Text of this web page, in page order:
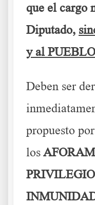
que el cargo
Diputado,
y al
Deben ser
propuesto por
los